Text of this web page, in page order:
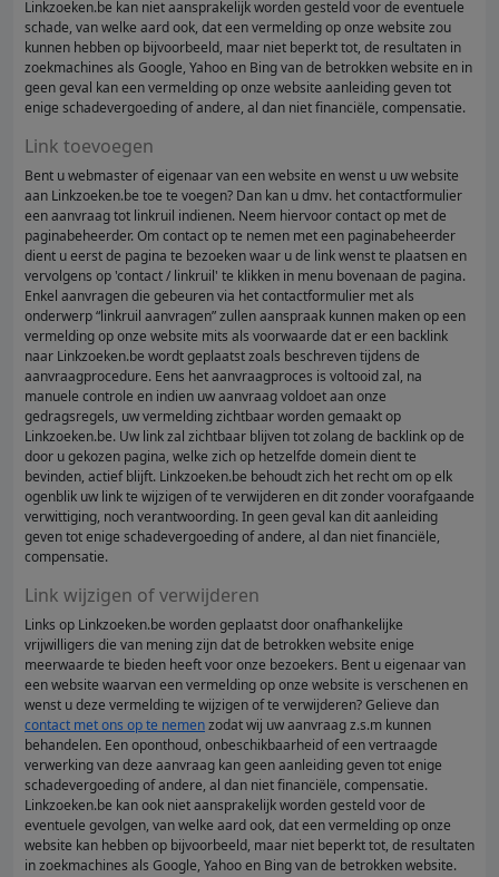
Linkzoeken.be kan niet aansprakelijk worden gesteld voor de eventuele
schade, van welke aard ook, dat een vermelding op onze website zou
kunnen hebben op bijvoorbeeld, maar niet beperkt tot, de resultaten in
zoekmachines als Google, Yahoo en Bing van de betrokken website en in
geen geval kan een vermelding op onze website aanleiding geven tot
enige schadevergoeding of andere, al dan niet financiële, compensatie.
Link toevoegen
Bent u webmaster of eigenaar van een website en wenst u uw website
aan Linkzoeken.be toe te voegen? Dan kan u dmv. het contactformulier
een aanvraag tot linkruil indienen. Neem hiervoor contact op met de
paginabeheerder. Om contact op te nemen met een paginabeheerder
dient u eerst de pagina te bezoeken waar u de link wenst te plaatsen en
vervolgens op 'contact / linkruil' te klikken in menu bovenaan de pagina.
Enkel aanvragen die gebeuren via het contactformulier met als
onderwerp “linkruil aanvragen” zullen aanspraak kunnen maken op een
vermelding op onze website mits als voorwaarde dat er een backlink
naar Linkzoeken.be wordt geplaatst zoals beschreven tijdens de
aanvraagprocedure. Eens het aanvraagproces is voltooid zal, na
manuele controle en indien uw aanvraag voldoet aan onze
gedragsregels, uw vermelding zichtbaar worden gemaakt op
Linkzoeken.be. Uw link zal zichtbaar blijven tot zolang de backlink op de
door u gekozen pagina, welke zich op hetzelfde domein dient te
bevinden, actief blijft. Linkzoeken.be behoudt zich het recht om op elk
ogenblik uw link te wijzigen of te verwijderen en dit zonder voorafgaande
verwittiging, noch verantwoording. In geen geval kan dit aanleiding
geven tot enige schadevergoeding of andere, al dan niet financiële,
compensatie.
Link wijzigen of verwijderen
Links op Linkzoeken.be worden geplaatst door onafhankelijke
vrijwilligers die van mening zijn dat de betrokken website enige
meerwaarde te bieden heeft voor onze bezoekers. Bent u eigenaar van
een website waarvan een vermelding op onze website is verschenen en
wenst u deze vermelding te wijzigen of te verwijderen? Gelieve dan
contact met ons op te nemenzodat wij uw aanvraag z.s.m kunnen
behandelen. Een oponthoud, onbeschikbaarheid of een vertraagde
verwerking van deze aanvraag kan geen aanleiding geven tot enige
schadevergoeding of andere, al dan niet financiële, compensatie.
Linkzoeken.be kan ook niet aansprakelijk worden gesteld voor de
eventuele gevolgen, van welke aard ook, dat een vermelding op onze
website kan hebben op bijvoorbeeld, maar niet beperkt tot, de resultaten
in zoekmachines als Google, Yahoo en Bing van de betrokken website.